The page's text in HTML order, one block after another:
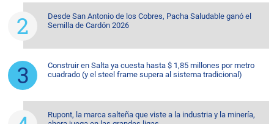
Desde San Antonio de los Cobres, Pacha Saludable ganó el
Semilla de Cardón 2026
Construir en Salta ya cuesta hasta $ 1,85 millones por metro
cuadrado (y el steel frame supera al sistema tradicional)
Rupont, la marca salteña que viste a la industria y la minería,